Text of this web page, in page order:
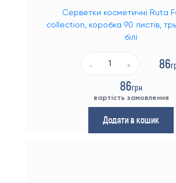
Серветки косметичні Ruta
collection, коробка 90 листів,
білі
- + 86
86грн
вартість замовлення
Додати в кошик